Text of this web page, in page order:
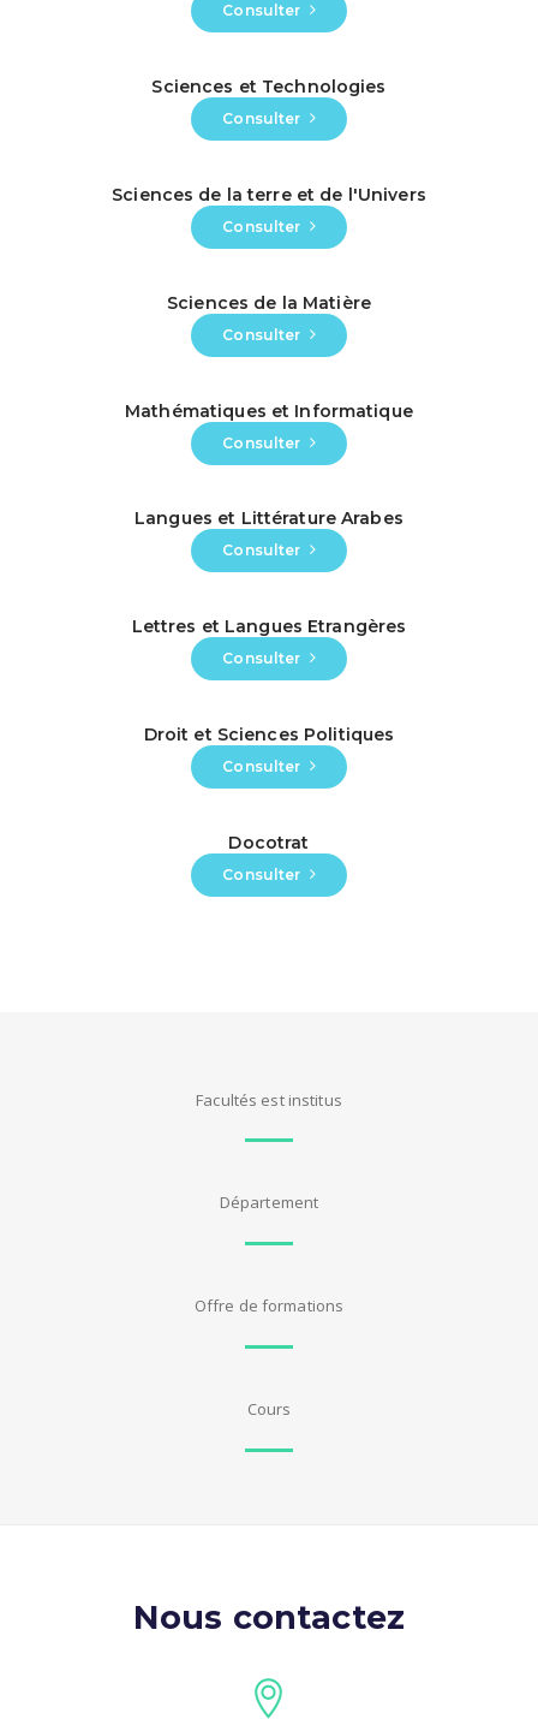
Consulter
Sciences et Technologies
Consulter
Sciences de la terre et de l'Univers
Consulter
Sciences de la Matière
Consulter
Mathématiques et Informatique
Consulter
Langues et Littérature Arabes
Consulter
Lettres et Langues Etrangères
Consulter
Droit et Sciences Politiques
Consulter
Docotrat
Consulter
Facultés est institus
Département
Offre de formations
Cours
Nous contactez